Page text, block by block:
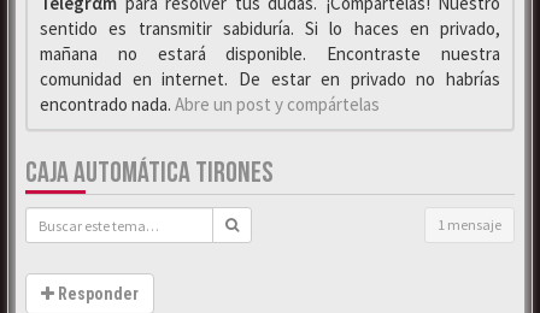
sentido es transmitir sabiduría. Si lo haces en privado,
mañana no estará disponible. Encontraste nuestra
comunidad en internet. De estar en privado no habrías
encontrado nada. Abre un post y compártelas
CAJA AUTOMÁTICA TIRONES
1 mensaje
Responder